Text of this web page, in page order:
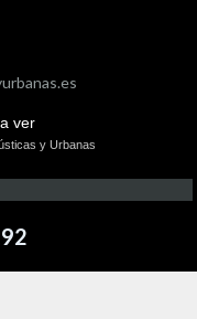
y Urbanas